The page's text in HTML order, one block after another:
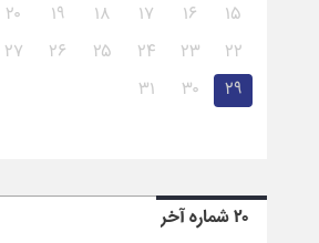
۱۵
۱۶ ۱۷ ۱۸ ۱۹ ۲۰
۲۲
۲۳ ۲۴ ۲۵ ۲۶ ۲۷
۲۹
۳۰ ۳۱
۲۰ شماره آخر